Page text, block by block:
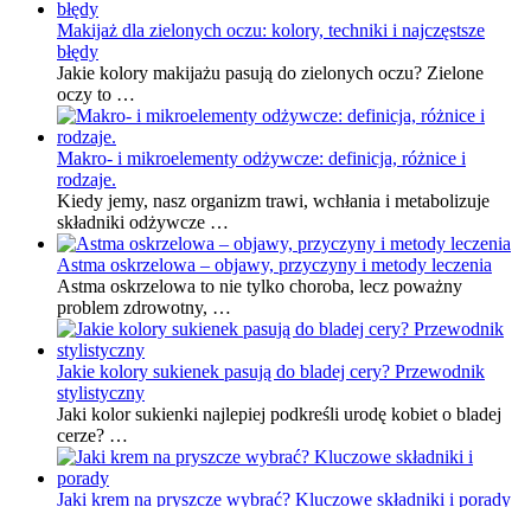
Makijaż dla zielonych oczu: kolory, techniki i najczęstsze
błędy
Jakie kolory makijażu pasują do zielonych oczu? Zielone
oczy to …
Makro- i mikroelementy odżywcze: definicja, różnice i
rodzaje.
Kiedy jemy, nasz organizm trawi, wchłania i metabolizuje
składniki odżywcze …
Astma oskrzelowa – objawy, przyczyny i metody leczenia
Astma oskrzelowa to nie tylko choroba, lecz poważny
problem zdrowotny, …
Jakie kolory sukienek pasują do bladej cery? Przewodnik
stylistyczny
Jaki kolor sukienki najlepiej podkreśli urodę kobiet o bladej
cerze? …
Jaki krem na pryszcze wybrać? Kluczowe składniki i porady